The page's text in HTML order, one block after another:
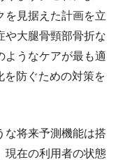
を見据えた計画を立
や大腿骨頸部骨折な
ようなケアが最も適
を防ぐための対策を
な将来予測機能は搭
現在の利用者の状態